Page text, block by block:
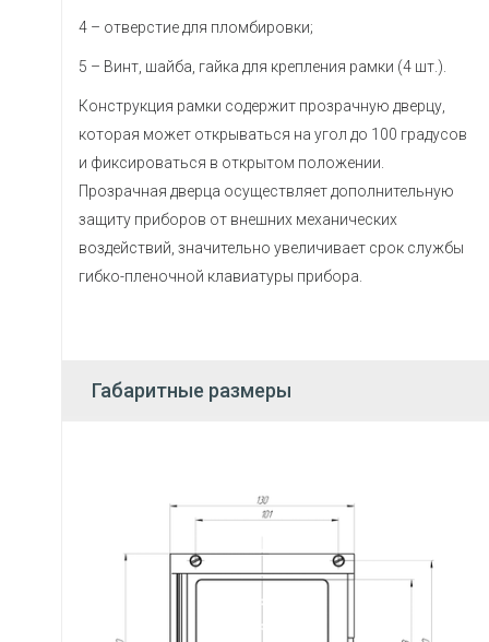
4 – отверстие для пломбировки;
5 – Винт, шайба, гайка для крепления рамки (4 шт.).
Конструкция рамки содержит прозрачную дверцу,
которая может открываться на угол до 100 градусов
и фиксироваться в открытом положении.
Прозрачная дверца осуществляет дополнительную
защиту приборов от внешних механических
воздействий, значительно увеличивает срок службы
гибко-пленочной клавиатуры прибора.
Габаритные размеры